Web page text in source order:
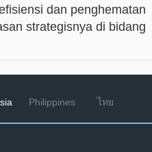
dan penghematan
strategisnya di bidang
Philippines ไทย